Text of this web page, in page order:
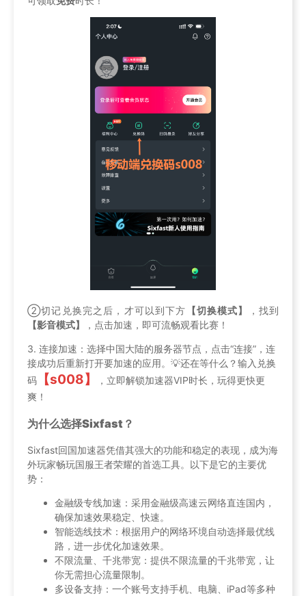
②切记兑换完之后，才可以到下方 【切换模式】
，找到
【影音模式】
，点击加速，即可流畅观看比赛！
3. 连接加速：选择中国大陆的服务器节点，点击“连接”，连
接成功后重新打开要加速的应用。💡还在等什么？输入兑换
码
【s008】
，立即解锁加速器VIP时长，玩得更快更
爽！
为什么选择Sixfast？
Sixfast回国加速器凭借其强大的功能和稳定的表现，成为海
外玩家畅玩国服王者荣耀的首选工具。以下是它的主要优
势：
金融级专线加速：采用金融级高速云网络直连国内，
确保加速效果稳定、快速。
智能选线技术：根据用户的网络环境自动选择最优线
路，进一步优化加速效果。
不限流量、千兆带宽：提供不限流量的千兆带宽，让
你无需担心流量限制。
多设备支持：一个账号支持手机、电脑、iPad等多种